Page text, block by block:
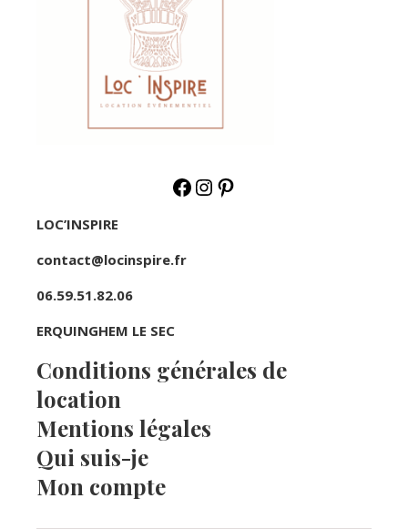
LOC’INSPIRE
contact@locinspire.fr
06.59.51.82.06
ERQUINGHEM LE SEC
Conditions générales de
location
Mentions légales
Qui suis-je
Mon compte